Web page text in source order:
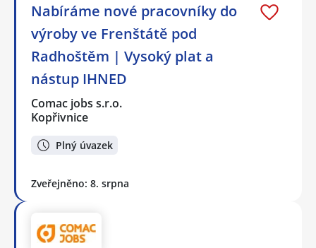
Nabíráme nové pracovníky do
výroby ve Frenštátě pod
Radhoštěm | Vysoký plat a
nástup IHNED
Comac jobs s.r.o.
Kopřivnice
Plný úvazek
Zveřejněno: 8. srpna